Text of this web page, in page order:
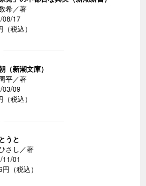
希／著
08/17
税込）
（新潮文庫）
平／著
03/09
税込）
うと
さし／著
01
（税込）